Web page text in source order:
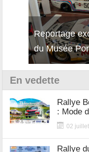
Reportage
du Musée
En vedette
Rallye
: Mode
02
Rallye